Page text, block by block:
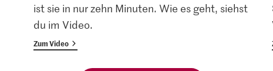
ist sie in nur zehn Minuten. Wie es geht, siehst
du im Video.
Zum Video